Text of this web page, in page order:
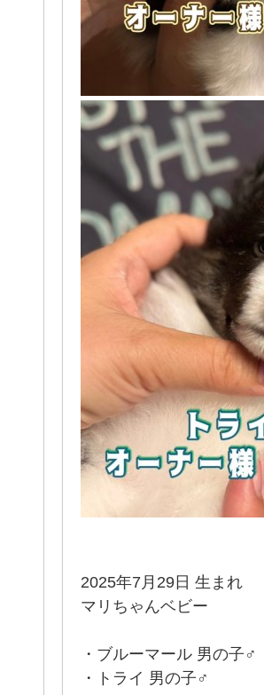
2025年7月29日 生まれ
マリちゃんベビー
・ブルーマール 男の子♂
・トライ 男の子♂